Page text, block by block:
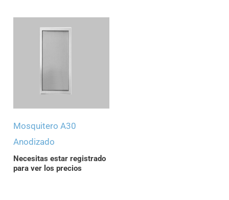
Mosquitero A30
Anodizado
Necesitas estar registrado
para ver los precios